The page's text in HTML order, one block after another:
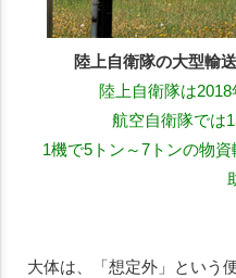
陸上自衛隊の大型輸
陸上自衛隊は2018
航空自衛隊では
1機で5トン～7トンの物
大体は、「想定外」という